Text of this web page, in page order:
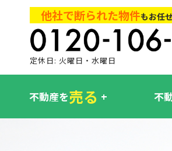
他社で断られた物件もお任
定休日: 火曜日・水曜日
不動産を売る 不